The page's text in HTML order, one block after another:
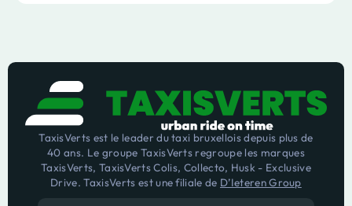
contacter Taxis Verts.
TaxisVerts est le leader du taxi bruxellois depuis plus de
40 ans. Le groupe TaxisVerts regroupe les marques
TaxisVerts, TaxisVerts Colis, Collecto, Husk - Exclusive
Drive. TaxisVerts est une filiale de D’Ieteren Group